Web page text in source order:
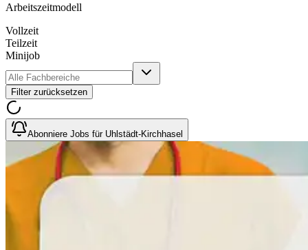
Arbeitszeitmodell
Vollzeit
Teilzeit
Minijob
Filter zurücksetzen
Abonniere Jobs für Uhlstädt-Kirchhasel